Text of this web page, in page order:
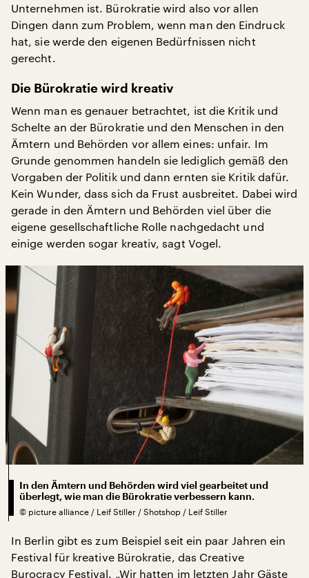
Unternehmen ist. Bürokratie wird also vor allen
Dingen dann zum Problem, wenn man den Eindruck
hat, sie werde den eigenen Bedürfnissen nicht
gerecht.
Die Bürokratie wird kreativ
Wenn man es genauer betrachtet, ist die Kritik und
Schelte an der Bürokratie und den Menschen in den
Ämtern und Behörden vor allem eines: unfair. Im
Grunde genommen handeln sie lediglich gemäß den
Vorgaben der Politik und dann ernten sie Kritik dafür.
Kein Wunder, dass sich da Frust ausbreitet. Dabei wird
gerade in den Ämtern und Behörden viel über die
eigene gesellschaftliche Rolle nachgedacht und
einige werden sogar kreativ, sagt Vogel.
In den Ämtern und Behörden wird viel gearbeitet und
überlegt, wie man die Bürokratie verbessern kann.
© picture alliance / Leif Stiller / Shotshop / Leif Stiller
In Berlin gibt es zum Beispiel seit ein paar Jahren ein
Festival für kreative Bürokratie, das Creative
Burocracy Festival. „Wir hatten im letzten Jahr Gäste